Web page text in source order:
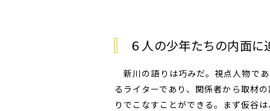
６人の少年たちの内面に
新川の語りは巧みだ。視点人物で
るライターであり、関係者から取材
りでこなすことができる。まず仮谷